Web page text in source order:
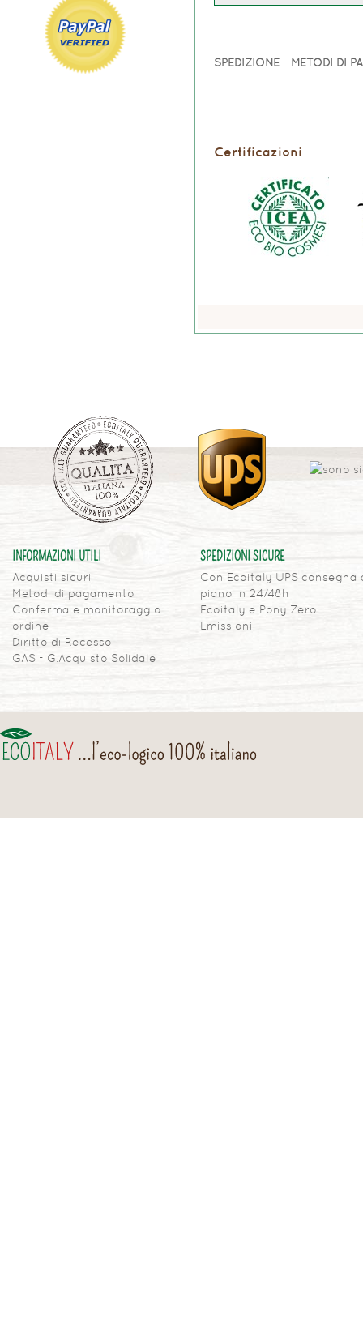
SPEDIZIONE - METODI DI
Certificazioni
INFORMAZIONI UTILI
Acquisti sicuri
Metodi di pagamento
Conferma e monitoraggio
ordine
Diritto di Recesso
GAS - G.Acquisto Solidale
SPEDIZIONI SICURE
Con Ecoitaly UPS consegna
piano in 24/48h
Ecoitaly e Pony Zero
Emissioni